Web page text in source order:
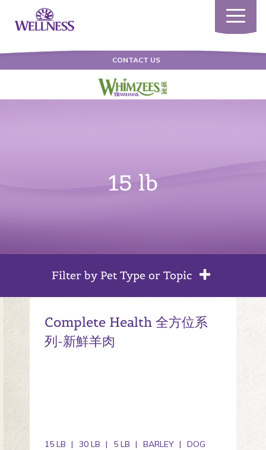
Toggle
CONTACT US
15 lb
Filter by Pet Type or Topic
Complete Health 全方位系
列-新鮮羊肉
15 LB 30 LB 5 LB BARLEY
DOG